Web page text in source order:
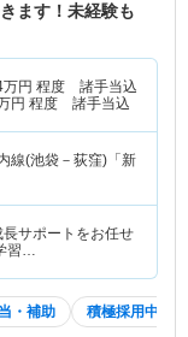
ます！未経験も
万円 程度 諸手当込
円 程度 諸手当込
線(池袋－荻窪)「新
サポートをお任せ
習…
・補助 積極採用中